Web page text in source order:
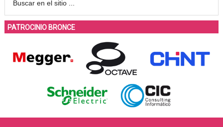
PATROCINIO BRONCE